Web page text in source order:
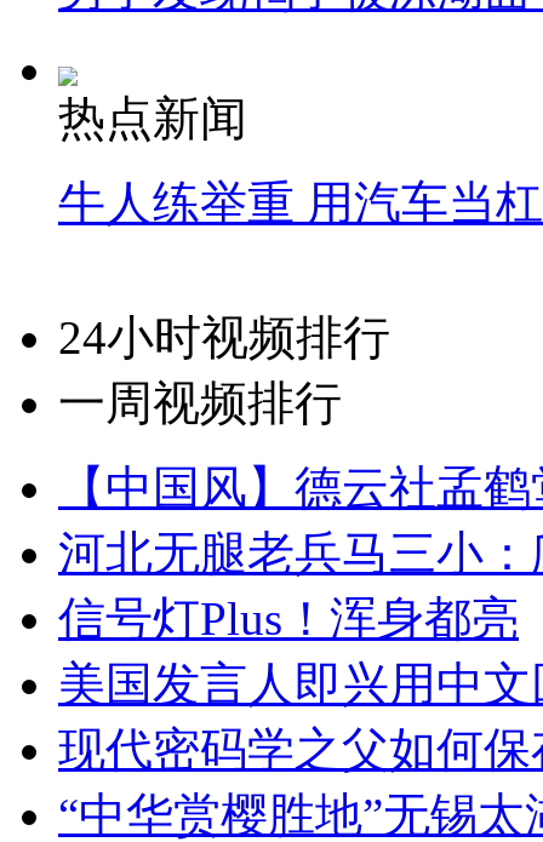
热点新闻
牛人练举重 用汽车当
24小时视频排行
一周视频排行
【中国风】德云社孟
河北无腿老兵马三小
信号灯Plus！浑身都亮
美国发言人即兴用中
现代密码学之父如何
“中华赏樱胜地”无锡